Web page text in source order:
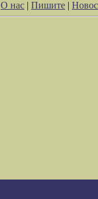
О нас | Пишите |